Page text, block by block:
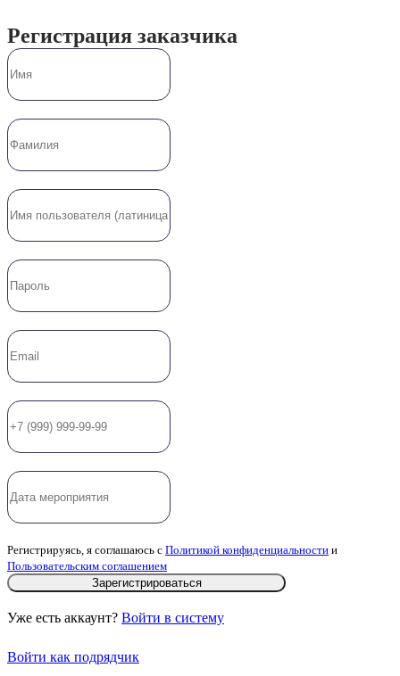
Регистрация заказчика
Регистрируясь, я соглашаюсь с Политикой конфиденциальности и
Пользовательским соглашением
Зарегистрироваться
Уже есть аккаунт? Войти в систему
Войти как подрядчик